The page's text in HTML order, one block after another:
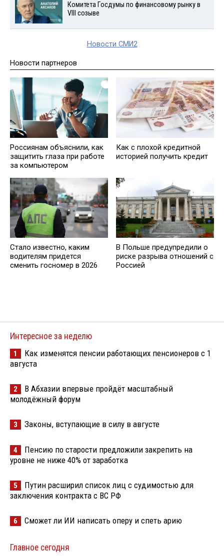
Комитета Госдумы по финансовому рынку в
VIII созыве
Новости СМИ2
Новости партнеров
Россиянам объяснили, как
защитить глаза при работе
за компьютером
Кaк с плохой кредитной
историей получить кредит
Стало известно, каким
водителям придется
сменить госномер в 2026
В Польше предупредили о
риске разрыва отношений с
Россией
Интересное за неделю
1
Как изменятся пенсии работающих пенсионеров с 1
августа
2
В Абхазии впервые пройдёт масштабный
молодёжный форум
3 Законы, вступающие в силу в августе
4
Пенсию по старости предложили закрепить на
уровне не ниже 40% от заработка
5
Путин расширил список лиц с судимостью для
заключения контракта с ВС РФ
6 Сможет ли ИИ написать оперу и спеть арию
Главное сегодня